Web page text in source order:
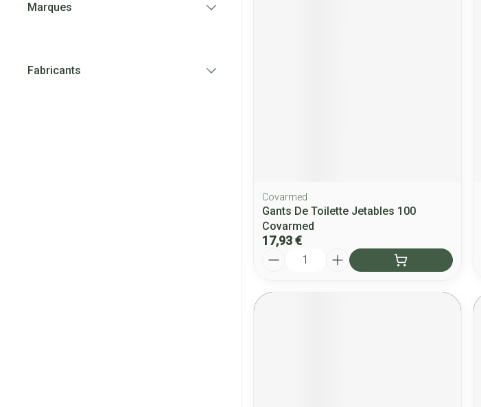
Marques
Fabricants
Covarmed
Gants De Toilette Jetables 100
Covarmed
17,93 €